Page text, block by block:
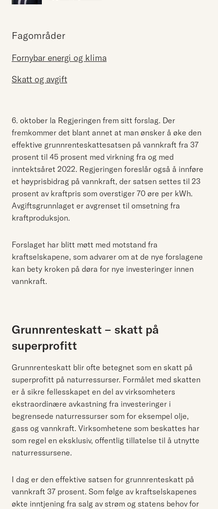
Fornybar energi og klima
Skatt og avgift
Fagområder
6. oktober la Regjeringen frem sitt forslag. Der
fremkommer det blant annet at man ønsker å øke den
effektive grunnrenteskattesatsen på vannkraft fra 37
prosent til 45 prosent med virkning fra og med
inntektsåret 2022. Regjeringen foreslår også å innføre
et høyprisbidrag på vannkraft, der satsen settes til 23
prosent av kraftpris som overstiger 70 øre per kWh.
Avgiftsgrunnlaget er avgrenset til omsetning fra
kraftproduksjon.
Forslaget har blitt møtt med motstand fra
kraftselskapene, som advarer om at de nye forslagene
kan bety kroken på døra for nye investeringer innen
vannkraft.
Grunnrenteskatt – skatt på
superprofitt
Grunnrenteskatt blir ofte betegnet som en skatt på
superprofitt på naturressurser. Formålet med skatten
er å sikre fellesskapet en del av virksomheters
ekstraordinære avkastning fra investeringer i
begrensede naturressurser som for eksempel olje,
gass og vannkraft. Virksomhetene som beskattes har
som regel en eksklusiv, offentlig tillatelse til å utnytte
naturressursene.
I dag er den effektive satsen for grunnrenteskatt på
vannkraft 37 prosent. Som følge av kraftselskapenes
økte inntjening fra salg av strøm og statens behov for